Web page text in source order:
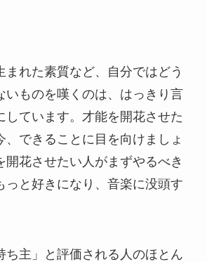
まれた素質など、自分ではどう
いものを嘆くのは、はっきり言
しています。才能を開花させた
、できることに目を向けましょ
開花させたい人がまずやるべき
っと好きになり、音楽に没頭す
ち主」と評価される人のほとん